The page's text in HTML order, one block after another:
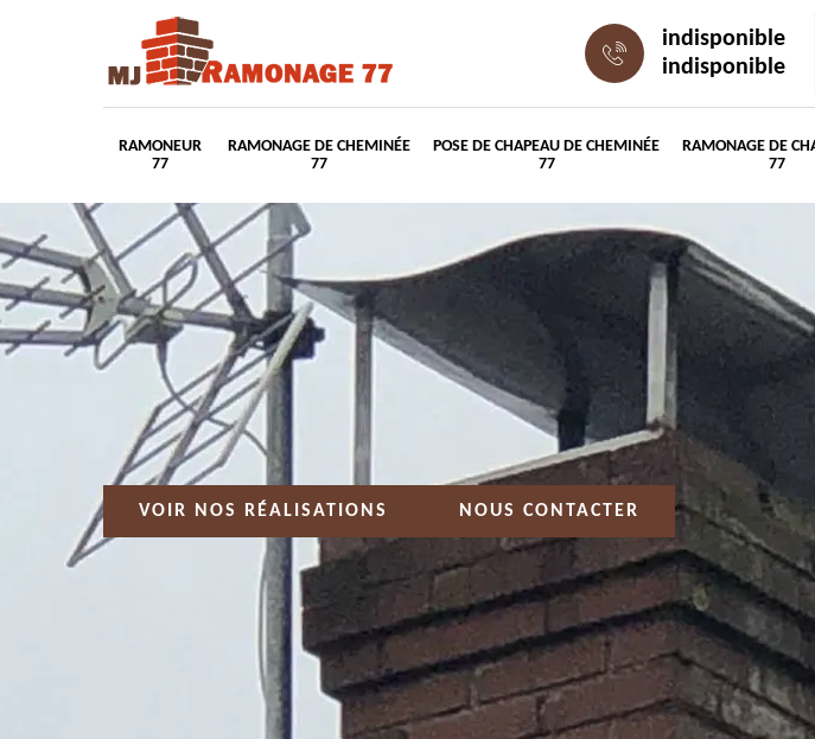
indisponible
indisponible
RAMONEUR
77
RAMONAGE DE CHEMINÉE
77
POSE DE CHAPEAU DE CHEMINÉE
77
RAMONAGE DE
77
VOIR NOS RÉALISATIONS NOUS CONTACTER